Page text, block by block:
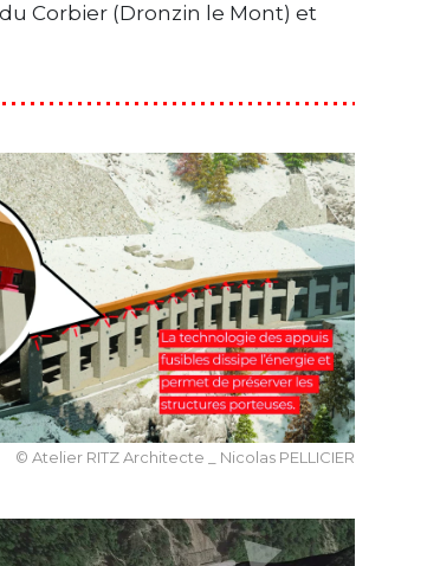
Corbier (Dronzin le Mont) et
© Atelier RITZ Architecte _ Nicolas PELLICIER